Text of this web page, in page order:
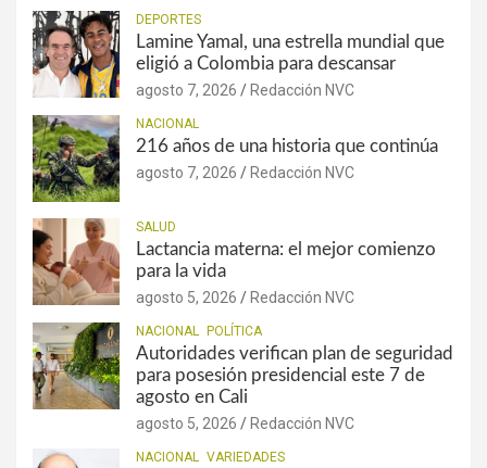
DEPORTES
Lamine Yamal, una estrella mundial que
eligió a Colombia para descansar
agosto 7, 2026 Redacción NVC
NACIONAL
216 años de una historia que continúa
agosto 7, 2026 Redacción NVC
SALUD
Lactancia materna: el mejor comienzo
para la vida
agosto 5, 2026 Redacción NVC
NACIONAL POLÍTICA
Autoridades verifican plan de seguridad
para posesión presidencial este 7 de
agosto en Cali
agosto 5, 2026 Redacción NVC
NACIONAL VARIEDADES